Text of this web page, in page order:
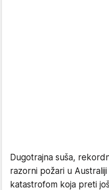
Dugotrajna suša,
razorni požari u
katastrofom koja preti